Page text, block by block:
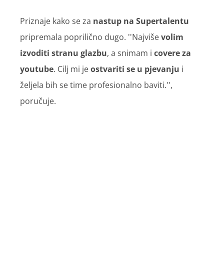
Priznaje kako se za nastup na Supertalentu
pripremala poprilično dugo. ''Najviševolim
izvoditi stranu glazbu, a snimam i covere za
youtube. Cilj mi jeostvariti se u pjevanju i
željela bih se time profesionalno baviti.'',
poručuje.